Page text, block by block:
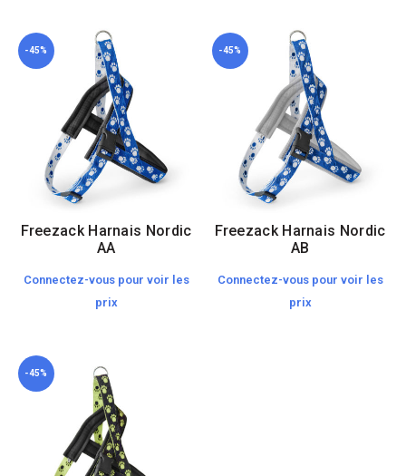
-45%
Freezack Harnais Nordic
AA
Connectez-vous pour voir les
prix
-45%
Freezack Harnais Nordic
AB
Connectez-vous pour voir les
prix
-45%